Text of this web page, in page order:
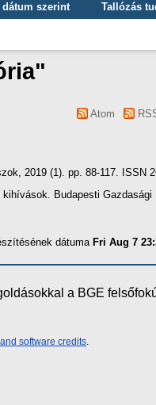
dátum szerint
Tallózás
"
Atom
2019 (1). pp. 88-117. ISSN
Budapesti Gazdasági
dátuma Fri Aug 7
a BGE
software credits